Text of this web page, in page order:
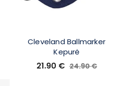
Cleveland Ballmarker
Kepurė
21.90 € 24.90€